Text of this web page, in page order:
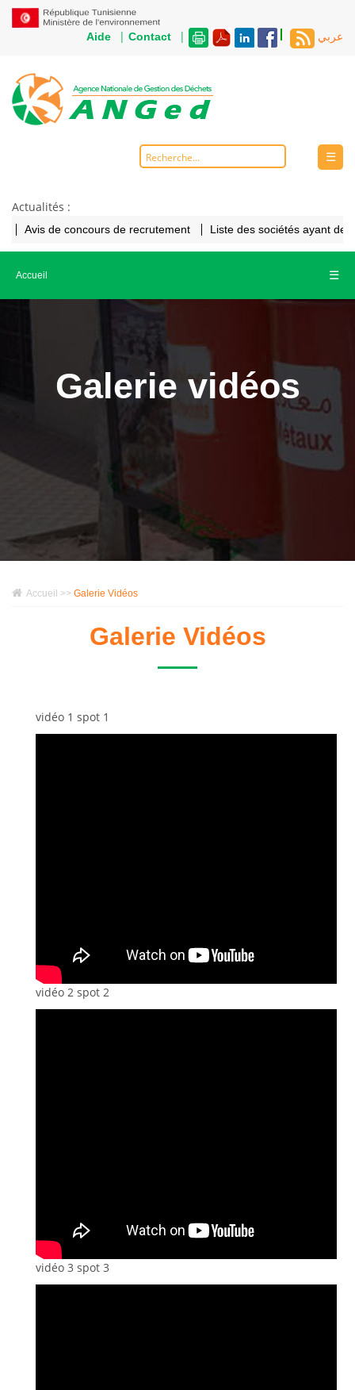
Aide | Contact | عربي
☰
Actualités :
Avis de concours de recrutement Liste des sociétés ayant
Accueil ☰
Galerie vidéos
Accueil >> Galerie Vidéos
Galerie Vidéos
vidéo 1 spot 1
vidéo 2 spot 2
vidéo 3 spot 3